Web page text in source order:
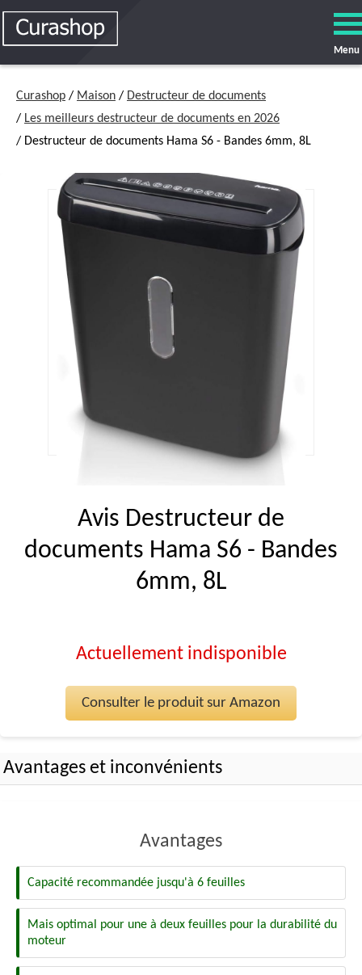
Menu
Curashop / Maison / Destructeur de documents
/ Les meilleurs destructeur de documents en 2026
/ Destructeur de documents Hama S6 - Bandes 6mm, 8L
Avis Destructeur de
documents Hama S6 - Bandes
6mm, 8L
Actuellement indisponible
Consulter le produit sur Amazon
Avantages et inconvénients
Avantages
Capacité recommandée jusqu'à 6 feuilles
Mais optimal pour une à deux feuilles pour la durabilité du
moteur